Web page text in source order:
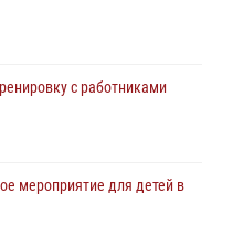
Ярославские
оружия в связи с
состоялся молебен,
с работниками
мероприятие для детей в